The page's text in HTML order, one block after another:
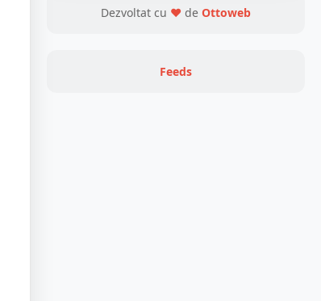
Dezvoltat cu ❤ de Ottoweb
Feeds